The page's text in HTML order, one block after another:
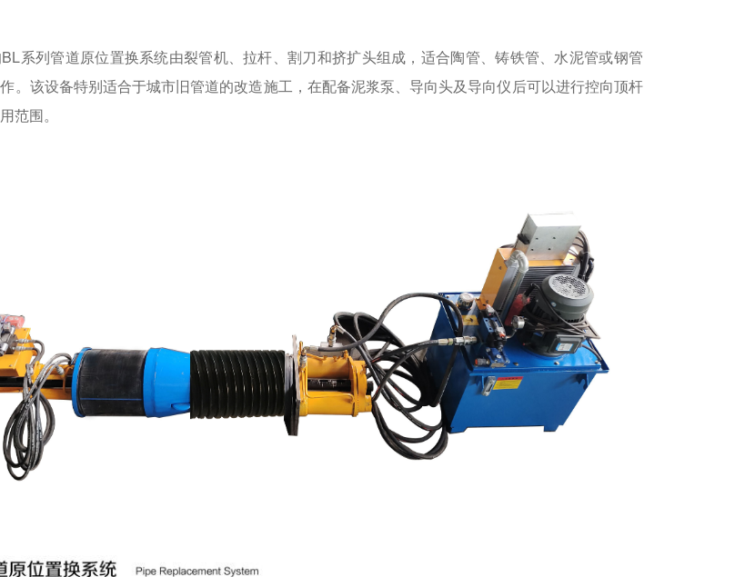
系列管道原位置换系统由裂管机、拉杆、割刀和挤扩头组成，适合陶管、铸铁管、水泥管或钢管
。该设备特别适合于城市旧管道的改造施工，在配备泥浆泵、导向头及导向仪后可以进行控向顶杆
范围。